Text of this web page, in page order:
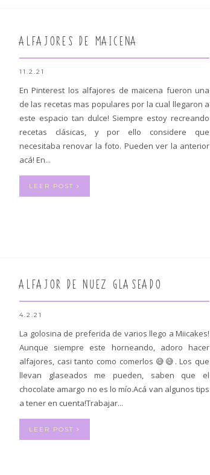
ALFAJORES DE MAICENA
11.2.21
En Pinterest los alfajores de maicena fueron una
de las recetas mas populares por la cual llegaron a
este espacio tan dulce! Siempre estoy recreando
recetas clásicas, y por ello considere que
necesitaba renovar la foto. Pueden ver la anterior
acá! En...
LEER POST
ALFAJOR DE NUEZ GLASEADO
4.2.21
La golosina de preferida de varios llego a Miicakes!
Aunque siempre este horneando, adoro hacer
alfajores, casi tanto como comerlos 😅😅. Los que
llevan glaseados me pueden, saben que el
chocolate amargo no es lo mío.Acá van algunos tips
a tener en cuenta!Trabajar...
LEER POST